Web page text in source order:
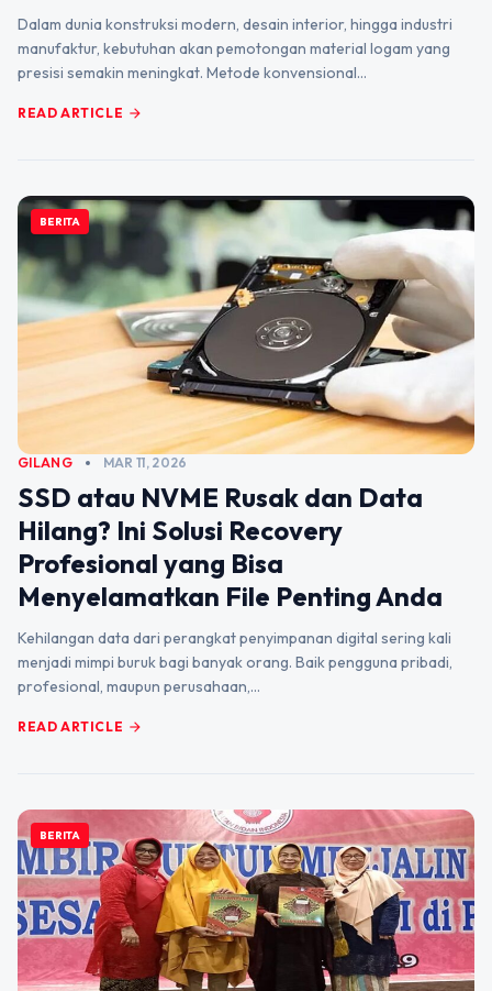
Dalam dunia konstruksi modern, desain interior, hingga industri
manufaktur, kebutuhan akan pemotongan material logam yang
presisi semakin meningkat. Metode konvensional…
READ ARTICLE arrow_forward
BERITA
GILANG MAR 11, 2026
SSD atau NVME Rusak dan Data
Hilang? Ini Solusi Recovery
Profesional yang Bisa
Menyelamatkan File Penting Anda
Kehilangan data dari perangkat penyimpanan digital sering kali
menjadi mimpi buruk bagi banyak orang. Baik pengguna pribadi,
profesional, maupun perusahaan,…
READ ARTICLE arrow_forward
BERITA